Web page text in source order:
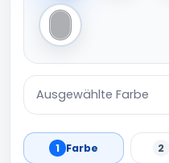
Light Grey
Ausgewählte Farbe
1 Farbe 2